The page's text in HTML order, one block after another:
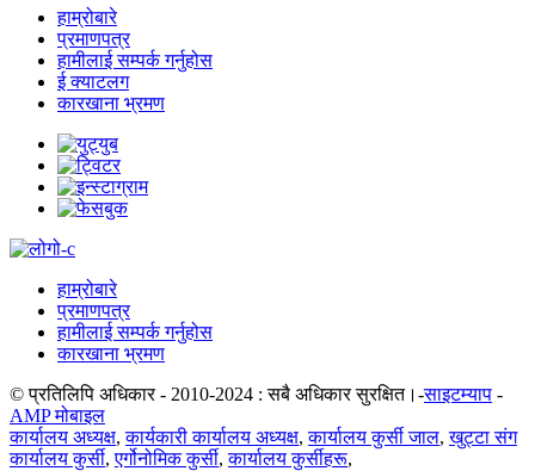
हाम्रोबारे
प्रमाणपत्र
हामीलाई सम्पर्क गर्नुहोस
ई क्याटलग
कारखाना भ्रमण
हाम्रोबारे
प्रमाणपत्र
हामीलाई सम्पर्क गर्नुहोस
कारखाना भ्रमण
© प्रतिलिपि अधिकार - 2010-2024 : सबै अधिकार सुरक्षित।-साइटम्याप -
AMP मोबाइल
कार्यालय अध्यक्ष,कार्यकारी कार्यालय अध्यक्ष,कार्यालय कुर्सी जाल,खुट्टा संग
कार्यालय कुर्सी,एर्गोनोमिक कुर्सी,कार्यालय कुर्सीहरू,